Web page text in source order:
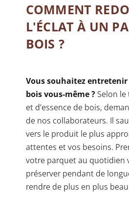
COMMENT
L'ÉCLAT À UN
BOIS ?
Vous souhaitez
bois vous-même ?Selon le
et d’essence de bois,
de nos collaborateurs. Il
vers le produit le plus
attentes et vos besoins.
votre parquet au quotidien
préserver pendant de
rendre de plus en plus